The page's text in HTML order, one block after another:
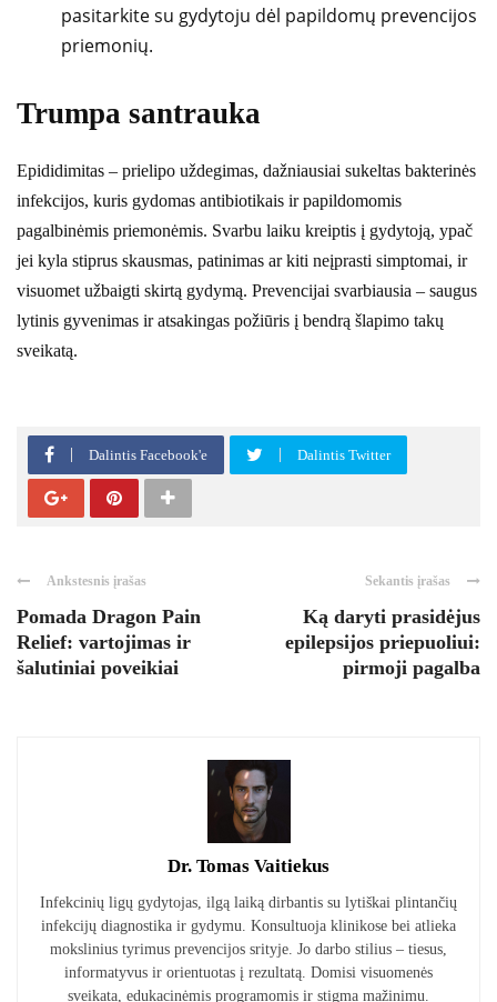
pasitarkite su gydytoju dėl papildomų prevencijos
priemonių.
Trumpa santrauka
Epididimitas – prielipo uždegimas, dažniausiai sukeltas bakterinės
infekcijos, kuris gydomas antibiotikais ir papildomomis
pagalbinėmis priemonėmis. Svarbu laiku kreiptis į gydytoją, ypač
jei kyla stiprus skausmas, patinimas ar kiti neįprasti simptomai, ir
visuomet užbaigti skirtą gydymą. Prevencijai svarbiausia – saugus
lytinis gyvenimas ir atsakingas požiūris į bendrą šlapimo takų
sveikatą.
Dalintis Facebook'e Dalintis Twitter
Ankstesnis įrašas
Pomada Dragon Pain
Relief: vartojimas ir
šalutiniai poveikiai
Sekantis įrašas
Ką daryti prasidėjus
epilepsijos priepuoliui:
pirmoji pagalba
Dr. Tomas Vaitiekus
Infekcinių ligų gydytojas, ilgą laiką dirbantis su lytiškai plintančių
infekcijų diagnostika ir gydymu. Konsultuoja klinikose bei atlieka
mokslinius tyrimus prevencijos srityje. Jo darbo stilius – tiesus,
informatyvus ir orientuotas į rezultatą. Domisi visuomenės
sveikata, edukacinėmis programomis ir stigma mažinimu.